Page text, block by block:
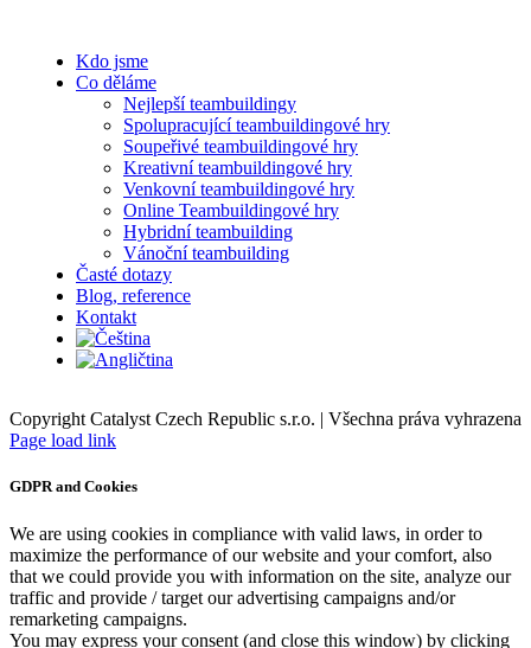
Kdo jsme
Co děláme
Nejlepší teambuildingy
Spolupracující teambuildingové hry
Soupeřivé teambuildingové hry
Kreativní teambuildingové hry
Venkovní teambuildingové hry
Online Teambuildingové hry
Hybridní teambuilding
Vánoční teambuilding
Časté dotazy
Blog, reference
Kontakt
Copyright Catalyst Czech Republic s.r.o. | Všechna práva vyhrazena
Facebook
Instagram
Page load link
GDPR and Cookies
We are using cookies in compliance with valid laws, in order to
maximize the performance of our website and your comfort, also
that we could provide you with information on the site, analyze our
traffic and provide / target our advertising campaigns and/or
remarketing campaigns.
You may express your consent (and close this window) by clicking